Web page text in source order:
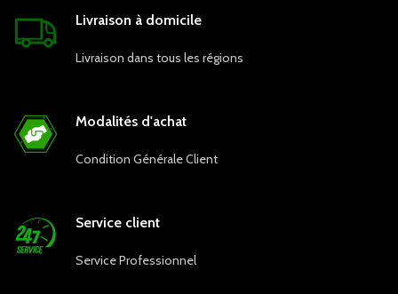
Livraison à domicile
Livraison dans tous les régions
Modalités d'achat
Condition Générale Client
Service client
Service Professionnel